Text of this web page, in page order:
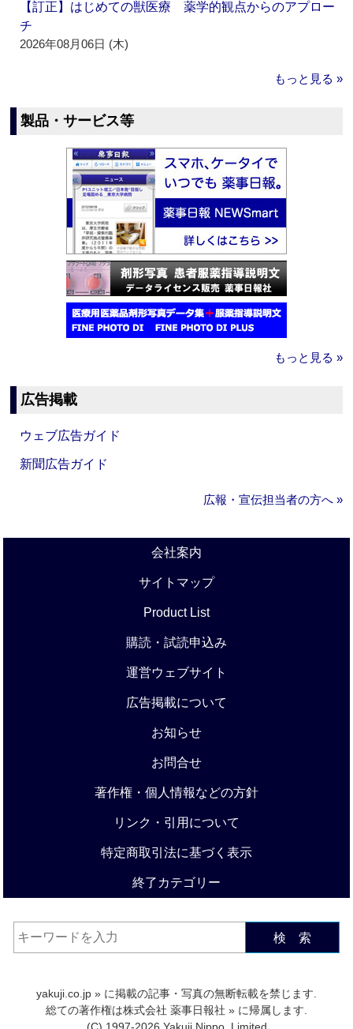
【訂正】はじめての獣医療 薬学的観点からのアプロー
チ
2026年08月06日 (木)
もっと見る »
製品・サービス等
もっと見る »
広告掲載
ウェブ広告ガイド
新聞広告ガイド
広報・宣伝担当者の方へ »
会社案内
サイトマップ
Product List
購読・試読申込み
運営ウェブサイト
広告掲載について
お知らせ
お問合せ
著作権・個人情報などの方針
リンク・引用について
特定商取引法に基づく表示
終了カテゴリー
検 索
yakuji.co.jp » に掲載の記事・写真の無断転載を禁じます.
総ての著作権は株式会社 薬事日報社 » に帰属します.